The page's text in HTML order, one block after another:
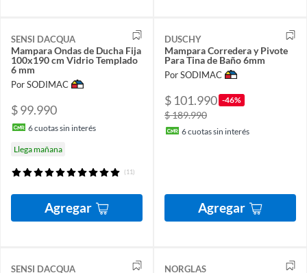
SENSI DACQUA
Mampara Ondas de Ducha Fija
100x190 cm Vidrio Templado
6 mm
Por SODIMAC
$ 99.990
6cuotas sin interés
Llega mañana
(11)
Agregar
DUSCHY
Mampara Corredera y Pivote
Para Tina de Baño 6mm
Por SODIMAC
$ 101.990 -46%
$ 189.990
6cuotas sin interés
Agregar
SENSI DACQUA NORGLAS